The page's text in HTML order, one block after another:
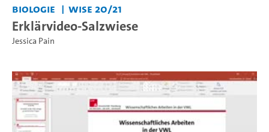
Biologie WiSe 20/21
Erklärvideo-Salzwiese
Jessica Pain